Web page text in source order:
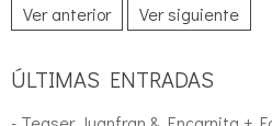
Ver anterior Ver siguiente
ÚLTIMAS ENTRADAS